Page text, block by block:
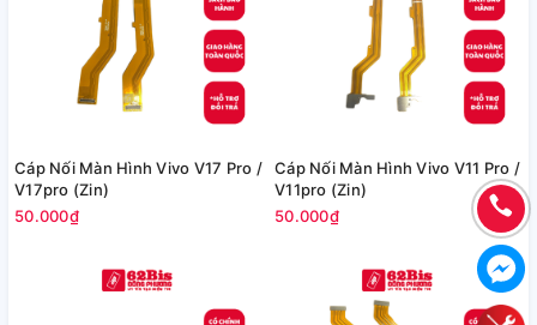
Cáp Nối Màn Hình Vivo V17 Pro /
V17pro (Zin)
50.000₫
Cáp Nối Màn Hình Vivo V11 Pro /
V11pro (Zin)
50.000₫